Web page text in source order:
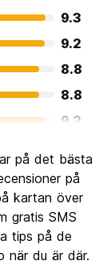
9.3
9.2
8.8
8.8
9.2
9.3
8.6
8.3
på det bästa
på
kartan över
gratis SMS
tips på de
när du är där.